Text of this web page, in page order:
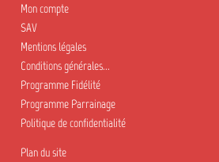
Mon compte
SAV
Mentions légales
Conditions générales...
Programme Fidélité
Programme Parrainage
Politique de confidentialité
Plan du site